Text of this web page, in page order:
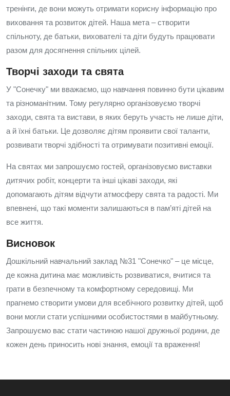
тренінги, де вони можуть отримати корисну інформацію про
виховання та розвиток дітей. Наша мета – створити
спільноту, де батьки, вихователі та діти будуть працювати
разом для досягнення спільних цілей.
Творчі заходи та свята
У "Сонечку" ми вважаємо, що навчання повинно бути цікавим
та різноманітним. Тому регулярно організовуємо творчі
заходи, свята та вистави, в яких беруть участь не лише діти,
а й їхні батьки. Це дозволяє дітям проявити свої таланти,
розвивати творчі здібності та отримувати позитивні емоції.
На святах ми запрошуємо гостей, організовуємо виставки
дитячих робіт, концерти та інші цікаві заходи, які
допомагають дітям відчути атмосферу свята та радості. Ми
впевнені, що такі моменти залишаються в пам’яті дітей на
все життя.
Висновок
Дошкільний навчальний заклад №31 "Сонечко" – це місце,
де кожна дитина має можливість розвиватися, вчитися та
грати в безпечному та комфортному середовищі. Ми
прагнемо створити умови для всебічного розвитку дітей, щоб
вони могли стати успішними особистостями в майбутньому.
Запрошуємо вас стати частиною нашої дружньої родини, де
кожен день приносить нові знання, емоції та враження!